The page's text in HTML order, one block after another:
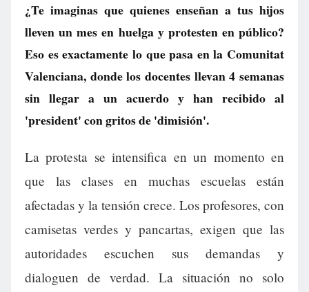
¿Te imaginas que quienes enseñan a tus hijos
lleven un mes en huelga y protesten en público?
Eso es exactamente lo que pasa en la Comunitat
Valenciana, donde los docentes llevan 4 semanas
sin llegar a un acuerdo y han recibido al
'president' con gritos de 'dimisión'.
La protesta se intensifica en un momento en
que las clases en muchas escuelas están
afectadas y la tensión crece. Los profesores, con
camisetas verdes y pancartas, exigen que las
autoridades escuchen sus demandas y
dialoguen de verdad. La situación no solo